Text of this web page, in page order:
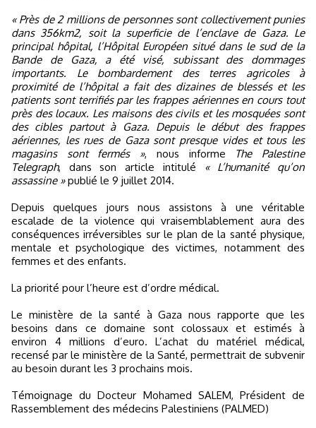
« Près de 2 millions de personnes sont collectivement punies
dans 356km2, soit la superficie de l’enclave de Gaza. Le
principal hôpital, l’Hôpital Européen situé dans le sud de la
Bande de Gaza, a été visé, subissant des dommages
importants. Le bombardement des terres agricoles à
proximité de l’hôpital a fait des dizaines de blessés et les
patients sont terrifiés par les frappes aériennes en cours tout
près des locaux. Les maisons des civils et les mosquées sont
des cibles partout à Gaza. Depuis le début des frappes
aériennes, les rues de Gaza sont presque vides et tous les
magasins sont fermés », nous informe The Palestine
Telegraph, dans son article intitulé
« L’humanité qu’on
assassine »publié le 9 juillet 2014.
Depuis quelques jours nous assistons à une véritable
escalade de la violence qui vraisemblablement aura des
conséquences irréversibles sur le plan de la santé physique,
mentale et psychologique des victimes, notamment des
femmes et des enfants.
La priorité pour l’heure est d’ordre médical.
Le ministère de la santé à Gaza nous rapporte que les
besoins dans ce domaine sont colossaux et estimés à
environ 4 millions d’euro. L’achat du matériel médical,
recensé par le ministère de la Santé, permettrait de subvenir
au besoin durant les 3 prochains mois.
Témoignage du Docteur Mohamed SALEM, Président de
Rassemblement des médecins Palestiniens (PALMED)